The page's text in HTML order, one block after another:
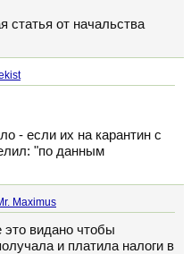
статья от начальства
- если их на карантин с
"по данным
Maximus
это видано чтобы
и платила налоги в